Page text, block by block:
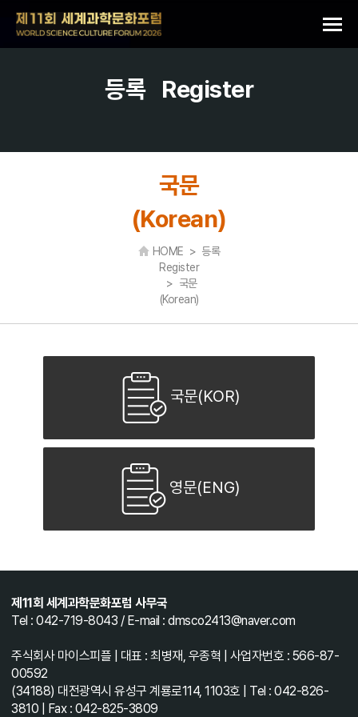
등록 Register
국문
(Korean)
HOME > 등록
Register
> 국문
(Korean)
국문(KOR)
영문(ENG)
제11회 세계과학문화포럼 사무국
Tel : 042-719-8043 / E-mail : dmsco2413@naver.com
주식회사 마이스피플 | 대표 : 최병재, 우종혁 | 사업자번호 : 566-87-
00592
(34188) 대전광역시 유성구 계룡로114, 1103호 | Tel : 042-826-
3810 | Fax : 042-825-3809